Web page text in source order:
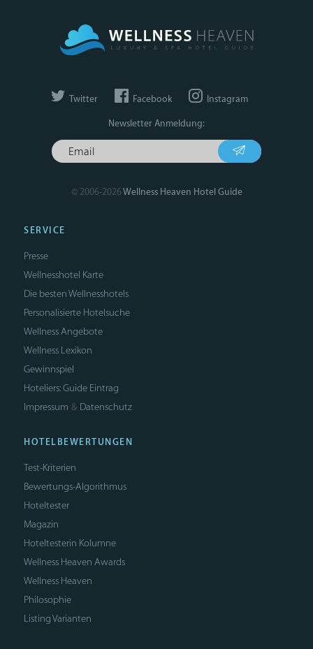
Twitter Facebook Instagram
Newsletter Anmeldung:
© 2006-2026Wellness Heaven Hotel Guide
SERVICE
Presse
Wellnesshotel Karte
Die besten Wellnesshotels
Personalisierte Hotelsuche
Wellness Angebote
Wellness Lexikon
Gewinnspiel
Hoteliers: Guide Eintrag
Impressum & Datenschutz
HOTELBEWERTUNGEN
Test-Kriterien
Bewertungs-Algorithmus
Hoteltester
Magazin
Hoteltesterin Kolumne
Wellness Heaven Awards
Wellness Heaven
Philosophie
Listing Varianten